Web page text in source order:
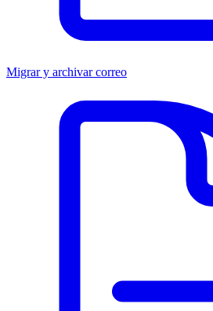
Migrar y archivar correo